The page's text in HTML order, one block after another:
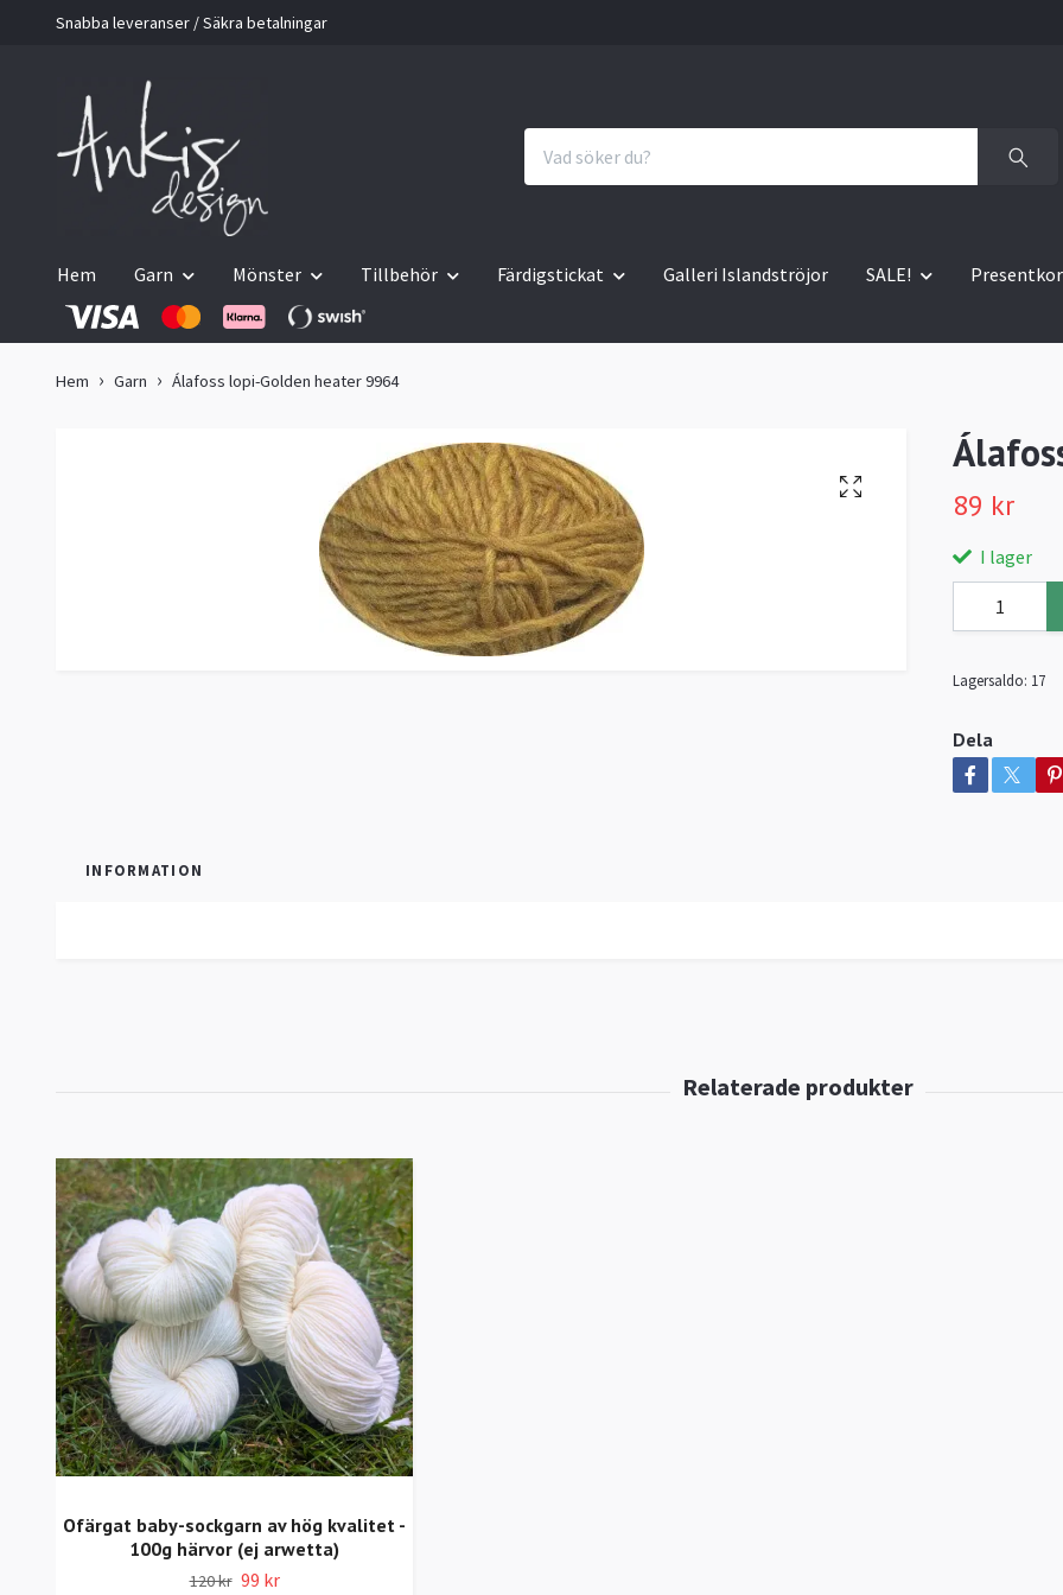
Snabba leveranser / Säkra betalningar
Hem Garn Mönster Tillbehör Färdigstickat Galleri Islandströjor SALE!
Hem Garn Álafoss lopi-Golden heater 9964
89 kr
I lager
Lagersaldo: 17
Dela
INFORMATION
Ofärgat baby-sockgarn av hög kvalitet -
100g härvor (ej arwetta)
120 kr 99 kr